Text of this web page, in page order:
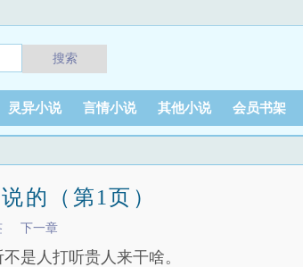
搜索
灵异小说 言情小说 其他小说 会员书架
的（第1页）
下一章
是人打听贵人来干啥。